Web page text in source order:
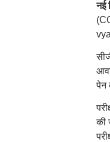
नई
पेन
की